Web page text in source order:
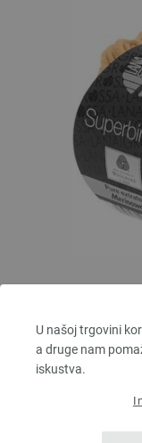
U našoj trgovini
a druge nam
iskustva.